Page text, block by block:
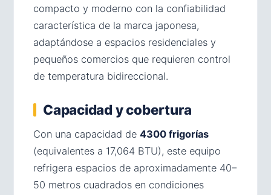
compacto y moderno con la confiabilidad
característica de la marca japonesa,
adaptándose a espacios residenciales y
pequeños comercios que requieren control
de temperatura bidireccional.
Capacidad y cobertura
Con una capacidad de 4300 frigorías
(equivalentes a 17,064 BTU), este equipo
refrigera espacios de aproximadamente 40–
50 metros cuadrados en condiciones